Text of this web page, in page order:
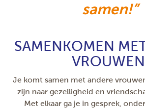
samen!
SAMENKOMEN
VROUWEN
Je komt samen met andere
zijn naar gezelligheid en
Met elkaar ga je in gesprek,